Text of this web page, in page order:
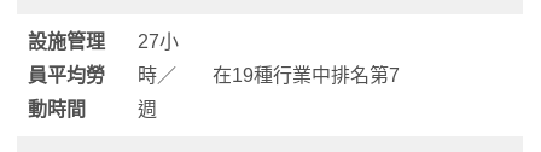
設施管理
員平均勞
動時間
27小
時／
週
在19種行業中排名第7